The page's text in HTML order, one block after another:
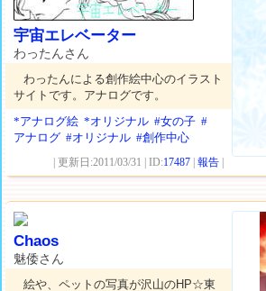
宇宙エレベーター
わったんさん
わったんによる創作絵中心のイラスト
サイトです。アナログです。
*アナログ絵 *オリジナル #女の子 #
アナログ #オリジナル #創作中心
| 更新日:2011/03/31 | ID:17487 |報告
Chaos
魅倭さん
絵や、ペットの写真が沢山のHP☆東